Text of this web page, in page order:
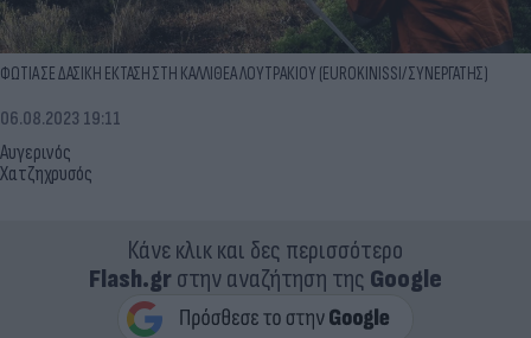
ΦΩΤΙΑ ΣΕ ΔΑΣΙΚΗ ΕΚΤΑΣΗ ΣΤΗ ΚΑΛΛΙΘΕΑ ΛΟΥΤΡΑΚΙΟΥ (EUROKINISSI/ ΣΥΝΕΡΓΑΤΗΣ)
Αυγερινός
Χατζηχρυσός
06.08.2023 19:11
Κάνε κλικ και δες περισσότερο
Flash.grστην αναζήτηση της Google